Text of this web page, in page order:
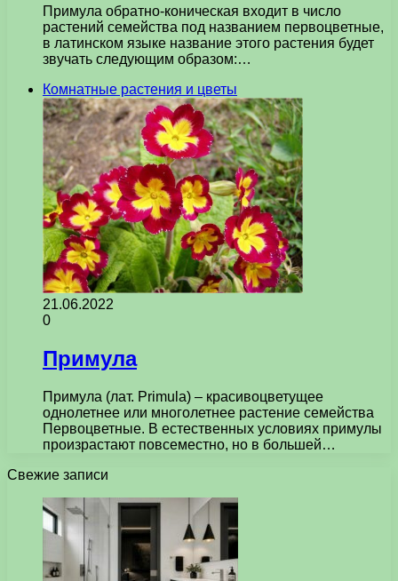
Примула обратно-коническая входит в число
растений семейства под названием первоцветные,
в латинском языке название этого растения будет
звучать следующим образом:…
Комнатные растения и цветы
21.06.2022
0
Примула
Примула (лат. Primula) – красивоцветущее
однолетнее или многолетнее растение семейства
Первоцветные. В естественных условиях примулы
произрастают повсеместно, но в большей…
Свежие записи